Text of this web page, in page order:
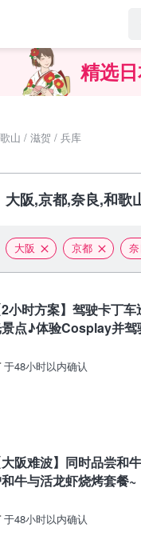
精选
山 / 滋贺 / 兵库
大阪,京都,奈良,和歌
大阪 京都
2小时方案】驾驶卡丁
点♪体验Cosplay并驾
于48小时以内确认
大阪难波】同时品尝和
牛与活龙虾烧烤套餐~
于48小时以内确认